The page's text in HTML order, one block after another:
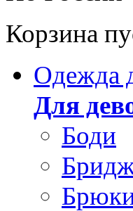
Корзина
Одежда
Для
Боди